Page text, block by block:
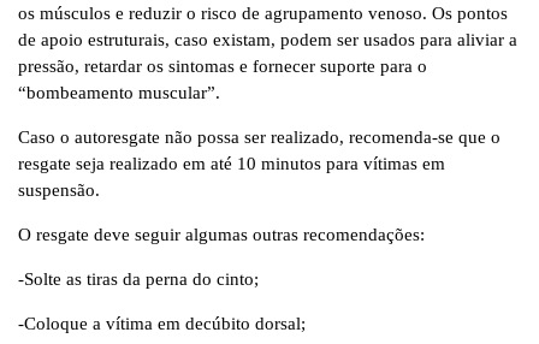
os músculos e reduzir o risco de agrupamento venoso. Os pontos
de apoio estruturais, caso existam, podem ser usados ​​para aliviar a
pressão, retardar os sintomas e fornecer suporte para o
“bombeamento muscular”.
Caso o autoresgate não possa ser realizado, recomenda-se que o
resgate seja realizado em até 10 minutos para vítimas em
suspensão.
O resgate deve seguir algumas outras recomendações:
-Solte as tiras da perna do cinto;
-Coloque a vítima em decúbito dorsal;